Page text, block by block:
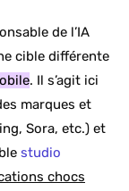
de l’IA
cible différente
. Il s’agit ici
marques et
Sora, etc.) et
studio
chocs